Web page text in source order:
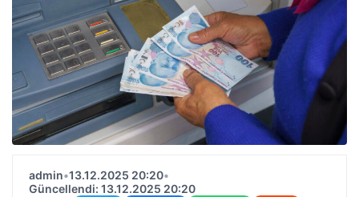
admin•13.12.2025 20:20•
Güncellendi: 13.12.2025 20:20